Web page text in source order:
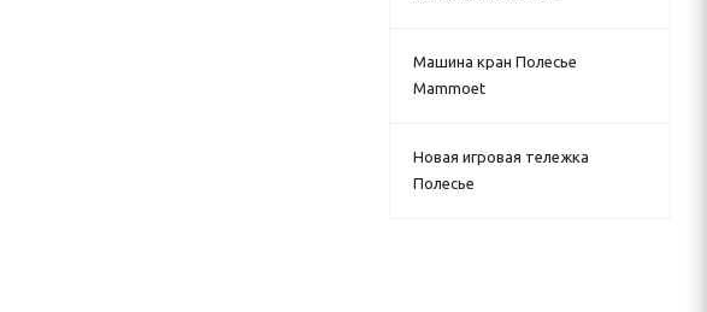
Машина кран Полесье
Mammoet
Новая игровая тележка
Полесье